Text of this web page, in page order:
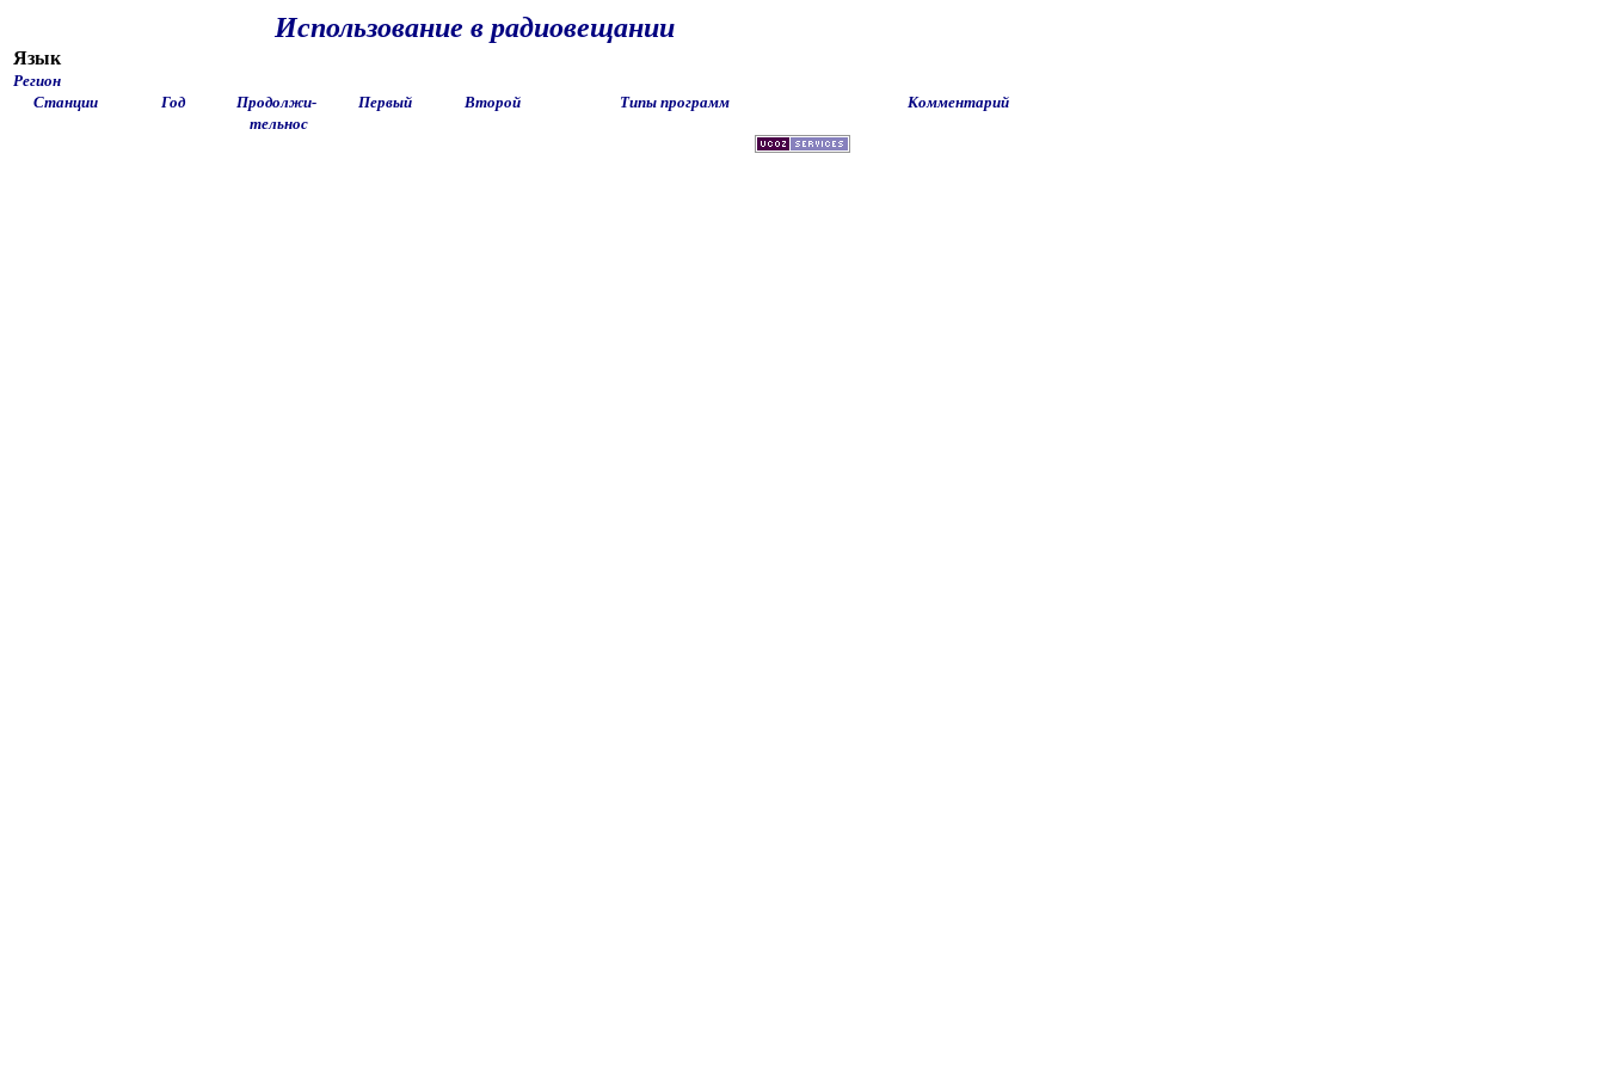
Использование в радиовещании
Язык
Регион
Станции
Год Продолжи- Первый Второй Типы программ
Комментарий
тельнос